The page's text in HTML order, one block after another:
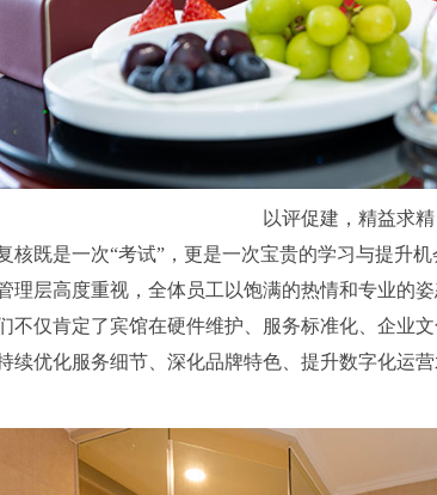
以评促建，精益求精
核既是一次“考试”，更是一次宝贵的学习与提升机
理层高度重视，全体员工以饱满的热情和专业的
不仅肯定了宾馆在硬件维护、服务标准化、企业
续优化服务细节、深化品牌特色、提升数字化运